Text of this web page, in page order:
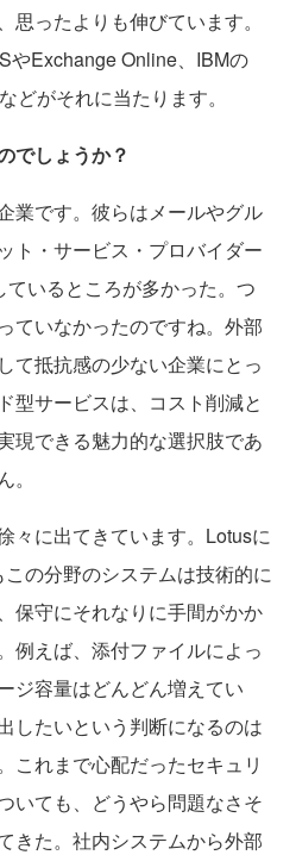
ったよりも伸びています。
やExchange Online、IBMの
どがそれに当たります。
でしょうか？
業です。彼らはメールやグル
ト・サービス・プロバイダー
ているところが多かった。つ
ていなかったのですね。外部
て抵抗感の少ない企業にとっ
型サービスは、コスト削減と
現できる魅力的な選択肢であ
々に出てきています。Lotusに
の分野のシステムは技術的に
保守にそれなりに手間がかか
例えば、添付ファイルによっ
ジ容量はどんどん増えてい
したいという判断になるのは
これまで心配だったセキュリ
いても、どうやら問題なさそ
きた。社内システムから外部